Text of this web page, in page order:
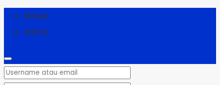
Masuk
Daftar